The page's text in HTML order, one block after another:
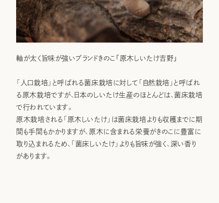
軸が太く旨味が強いブランドきのこ「原木しいたけ吉野」
「人口栽培」と呼ばれる菌床栽培に対して「自然栽培」と呼ばれ
る原木栽培ですが、日本のしいたけ生産のほとんどは、菌床栽培
で行われています。
原木栽培される「原木しいたけ」は菌床栽培よりも収穫までに期
間も手間もかかりますが、原木に含まれる栄養がきのこに豊富に
取り込まれるため、「菌床しいたけ」よりも旨味が強く、深い香り
があります。